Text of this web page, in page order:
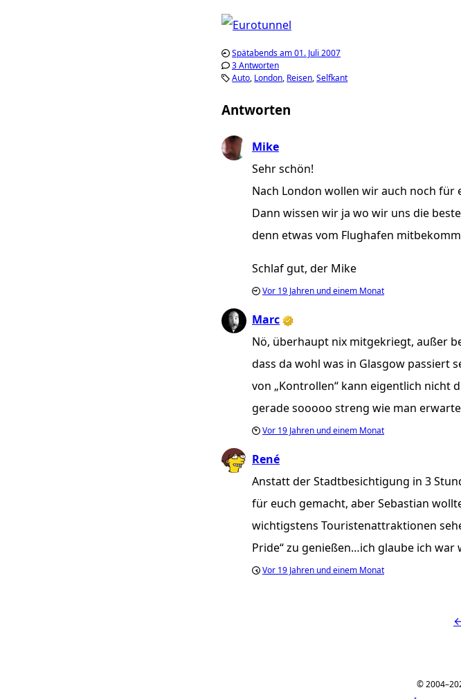
Spätabends am 01. Juli 2007
3 Antworten
Auto London Reisen Selfkant
Antworten
Mike
Sehr schön!
Nach London wollen wir auch noch für
Dann wissen wir ja wo wir uns die
denn etwas vom Flughafen
Schlaf gut, der Mike
Vor 19 Jahren und einem Monat
Marc
Nö, überhaupt nix mitgekriegt, außer
dass da wohl was in Glasgow passiert
von „Kontrollen“ kann eigentlich nicht
gerade sooooo streng wie man
Vor 19 Jahren und einem Monat
René
Anstatt der Stadtbesichtigung in 3
für euch gemacht, aber Sebastian
wichtigstens Touristenattraktionen
Pride“ zu genießen…ich glaube ich
Vor 19 Jahren und einem Monat
©